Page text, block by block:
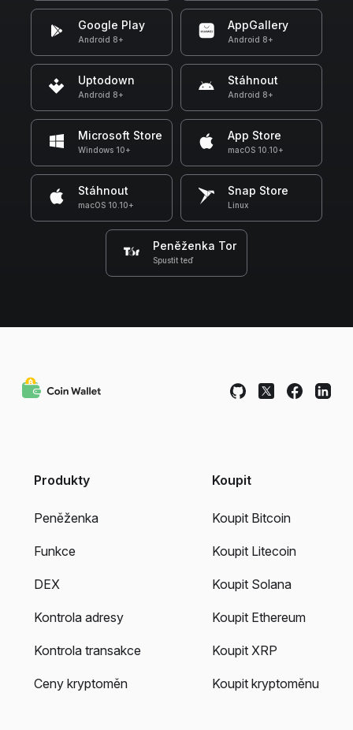
Google Play
Android 8+
AppGallery
Android 8+
Uptodown
Android 8+
Stáhnout
Android 8+
Microsoft Store
Windows 10+
App Store
macOS 10.10+
Stáhnout
macOS 10.10+
Snap Store
Linux
Peněženka Tor
Spustit teď
Produkty
Peněženka
Funkce
DEX
Kontrola adresy
Kontrola transakce
Ceny kryptoměn
Koupit
Koupit Bitcoin
Koupit Litecoin
Koupit Solana
Koupit Ethereum
Koupit XRP
Koupit kryptoměnu